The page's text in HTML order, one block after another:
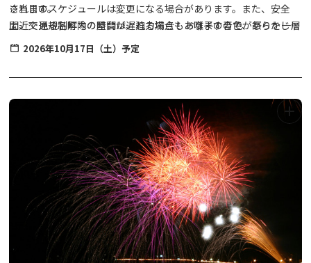
されます。
間近で見る各町内の屋台は、迫力満点！お囃子の音色が祭りを一層
盛り上げます。
11：30 交通規制開始
13：00 屋台配置完了
13：45～ 第１回ぶっつけ開始
16：25～ 第２回ぶっつけ開始
17：00～ 提灯点灯（火入れ式）
18：00～ 総ぶっつけ開始
18：20 総ぶっつけ終了
18：30～ 手打ち式（本部に集合）
※当日のスケジュールは変更になる場合があります。また、安全
上、交通規制解除の時間が遅れる場合もありますので、あらかじめ
ご了承下さい。
2台以上の屋台が道路上でぎりぎりまで近付いてむき合い、お囃子
のリズムや響きで競演を行うことです。
昔は、行司軍配により一方のリズムが狂った時点で勝敗を決めたそ
うですが、現在ではその限りではありません。
2026年10月17日（土）予定